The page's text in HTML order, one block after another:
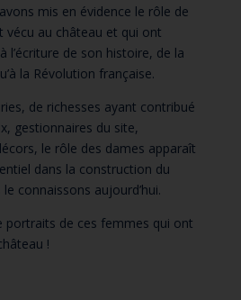
mis en évidence le rôle de
vécu au château et qui ont
l’écriture de son histoire, de la
la Révolution française.
de richesses ayant contribué
gestionnaires du site,
le rôle des dames apparaît
dans la construction du
connaissons aujourd’hui.
portraits de ces femmes qui ont
!